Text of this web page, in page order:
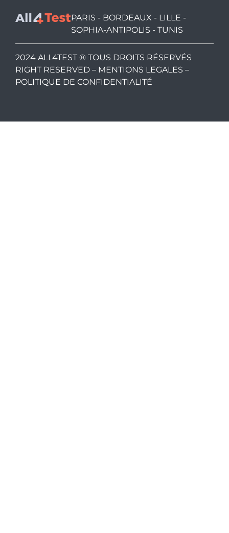
PARIS - BORDEAUX - LILLE -
SOPHIA-ANTIPOLIS - TUNIS
2024 ALL4TEST ® TOUS DROITS RÉSERVÉS
RIGHT RESERVED – MENTIONS LEGALES –
POLITIQUE DE CONFIDENTIALITÉ